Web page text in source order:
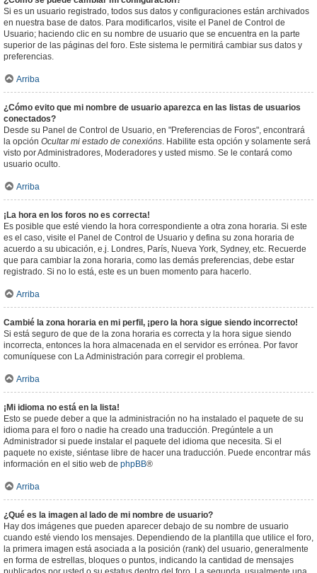
Si es un usuario registrado, todos sus datos y configuraciones están archivados
en nuestra base de datos. Para modificarlos, visite el Panel de Control de
Usuario; haciendo clic en su nombre de usuario que se encuentra en la parte
superior de las páginas del foro. Este sistema le permitirá cambiar sus datos y
preferencias.
Arriba
¿Cómo evito que mi nombre de usuario aparezca en las listas de usuarios
conectados?
Desde su Panel de Control de Usuario, en "Preferencias de Foros", encontrará
la opción Ocultar mi estado de conexións. Habilite esta opción y solamente será
visto por Administradores, Moderadores y usted mismo. Se le contará como
usuario oculto.
Arriba
¡La hora en los foros no es correcta!
Es posible que esté viendo la hora correspondiente a otra zona horaria. Si este
es el caso, visite el Panel de Control de Usuario y defina su zona horaria de
acuerdo a su ubicación, e.j. Londres, París, Nueva York, Sydney, etc. Recuerde
que para cambiar la zona horaria, como las demás preferencias, debe estar
registrado. Si no lo está, este es un buen momento para hacerlo.
Arriba
Cambié la zona horaria en mi perfil, ¡pero la hora sigue siendo incorrecto!
Si está seguro de que de la zona horaria es correcta y la hora sigue siendo
incorrecta, entonces la hora almacenada en el servidor es errónea. Por favor
comuníquese con La Administración para corregir el problema.
Arriba
¡Mi idioma no está en la lista!
Esto se puede deber a que la administración no ha instalado el paquete de su
idioma para el foro o nadie ha creado una traducción. Pregúntele a un
Administrador si puede instalar el paquete del idioma que necesita. Si el
paquete no existe, siéntase libre de hacer una traducción. Puede encontrar más
información en el sitio web de phpBB®
Arriba
¿Qué es la imagen al lado de mi nombre de usuario?
Hay dos imágenes que pueden aparecer debajo de su nombre de usuario
cuando esté viendo los mensajes. Dependiendo de la plantilla que utilice el foro,
la primera imagen está asociada a la posición (rank) del usuario, generalmente
en forma de estrellas, bloques o puntos, indicando la cantidad de mensajes